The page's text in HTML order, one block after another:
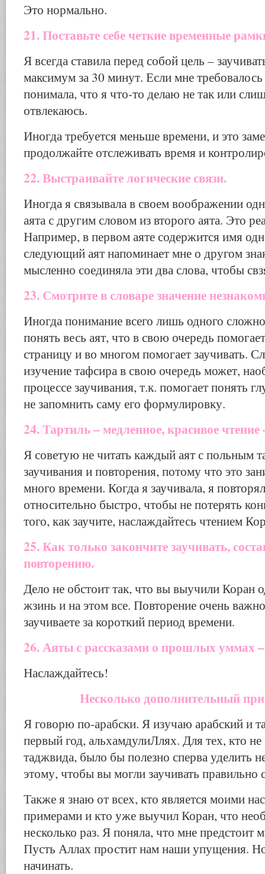
Это нормально.
21. Поставьте себе четкие временные
Я всегда ставила перед собой цель –
максимум за 30 минут. Если мне
понимала, что я что-то делаю не так или
отвлекаюсь.
Иногда требуется меньше времени, и это
продолжайте отслеживать время и
22. Выстраивайте логические связи.
Иногда я связывала в своем воображении
аята с другим словом из второго аята. Это
Например, в первом аяте содержится имя
следующий аят напоминает мне о другом
мысленно соединяла эти два слова, чтобы
23. Смотрите в словаре значение
Иногда понимание всего лишь одного
понять весь аят, что в свою очередь
страницу и во многом помогает заучивать.
изучение тафсира в свою очередь может,
процессе заучивания, т.к. помогает понять
не запомнить саму его формулировку.
24. Тартиль – медленное, красивое чтение
Я советую не читать каждый аят с польным
заучивания и повторения, потому что это
много времени. Когда я заучивала, я
относительно быстро, чтобы не потерять
того, как заучите, наслаждайтесь чтением
25. Как только закончите заучивать,
повторению.
Дело не обстоит так, что вы выучили Коран
жзинь и на этом все. Повторение очень
заучиваете за короткий период времени.
26. Аяты с рассказами о прошлых уммах
Наслаждайтесь!
Несколько дополнительный
Я говорю по-арабски. Я изучаю арабский и
первый год, альхамдулиЛлях. Для тех, кто не
таджвида, было бы полезно сперва уделить
этому, чтобы вы могли заучивать правильно
Также я знаю от всех, кто является моими
примерами и кто уже выучил Коран, что
несколько раз. Я поняла, что мне предстоит
Пусть Аллах простит нам наши упущения.
начинать.